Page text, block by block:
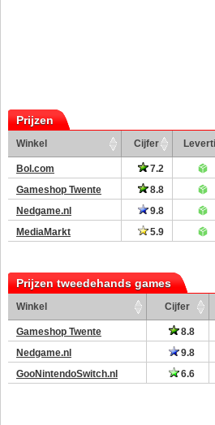
Prijzen
Winkel Cijfer
Bol.com 7.2
Gameshop Twente
8.8
Nedgame.nl
9.8
MediaMarkt
5.9
Prijzen tweedehands games
Winkel Cijfer
Gameshop Twente 8.8
Nedgame.nl
9.8
GooNintendoSwitch.nl
6.6